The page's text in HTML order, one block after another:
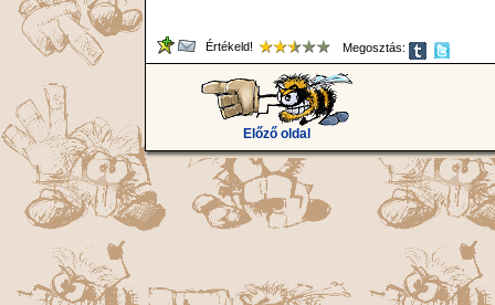
Értékeld! Megosztás:
Előző oldal